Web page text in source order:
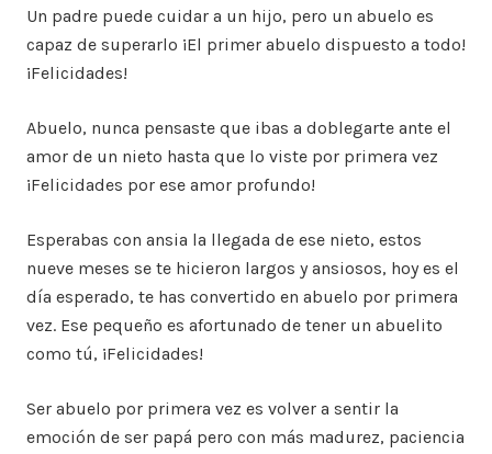
Un padre puede cuidar a un hijo, pero un abuelo es
capaz de superarlo ¡El primer abuelo dispuesto a todo!
¡Felicidades!
Abuelo, nunca pensaste que ibas a doblegarte ante el
amor de un nieto hasta que lo viste por primera vez
¡Felicidades por ese amor profundo!
Esperabas con ansia la llegada de ese nieto, estos
nueve meses se te hicieron largos y ansiosos, hoy es el
día esperado, te has convertido en abuelo por primera
vez. Ese pequeño es afortunado de tener un abuelito
como tú, ¡Felicidades!
Ser abuelo por primera vez es volver a sentir la
emoción de ser papá pero con más madurez, paciencia